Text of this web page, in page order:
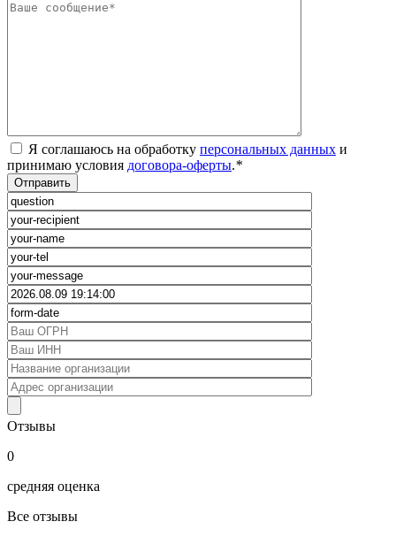
Я соглашаюсь на обработку персональных данных и
принимаю условия договора-оферты.*
Отзывы
0
средняя оценка
Все отзывы